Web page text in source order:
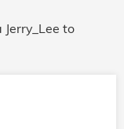
Jerry_Lee to